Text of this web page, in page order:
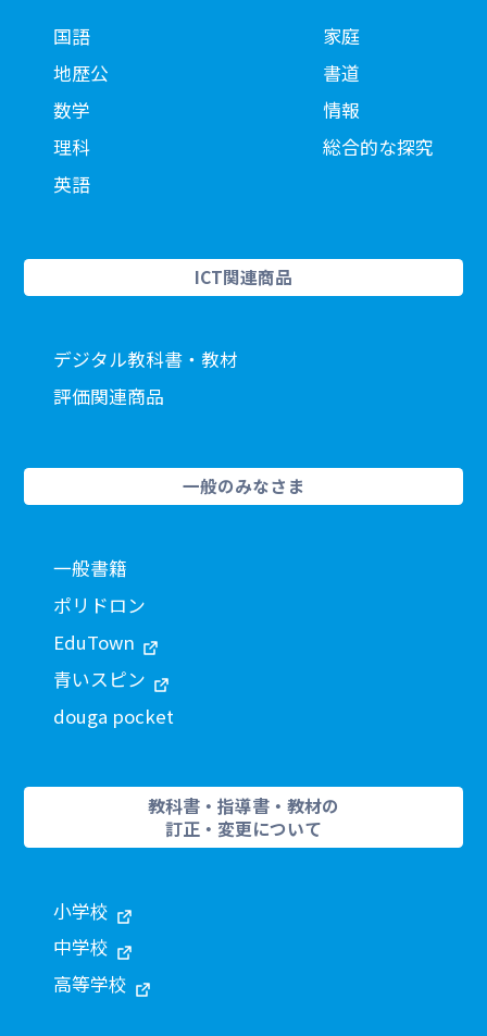
国語
地歴公
数学
理科
英語
家庭
書道
情報
総合的な探究
ICT関連商品
デジタル教科書・教材
評価関連商品
一般のみなさま
一般書籍
ポリドロン
EduTown
青いスピン
douga pocket
教科書・指導書・教材の
訂正・変更について
小学校
中学校
高等学校